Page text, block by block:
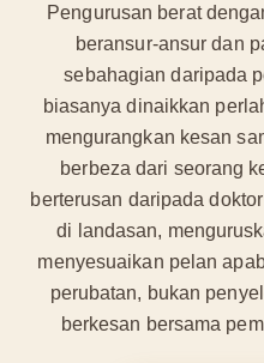
Pengurusan berat
beransur-ansur dan
sebahagian daripada
biasanya dinaikkan
mengurangkan kesan
berbeza dari seorang
berterusan daripada
di landasan,
menyesuaikan pelan
perubatan, bukan
berkesan bersama